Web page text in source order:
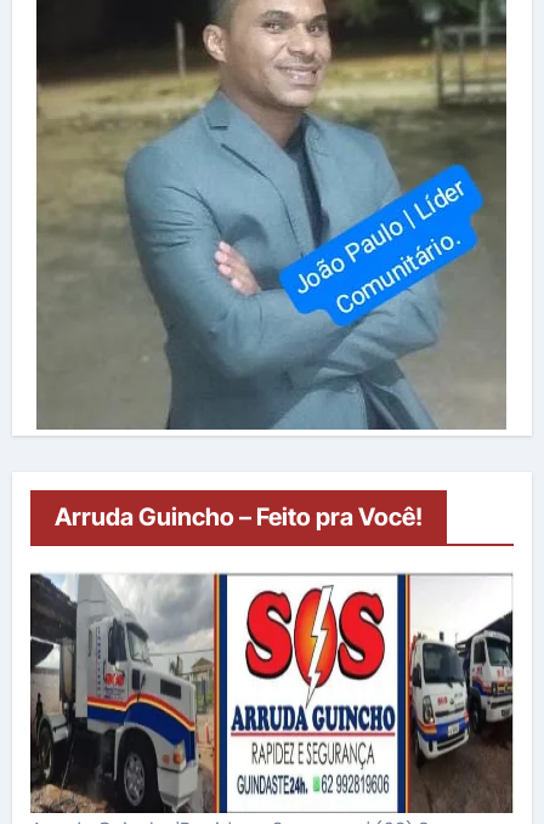
Arruda Guincho – Feito pra Você!